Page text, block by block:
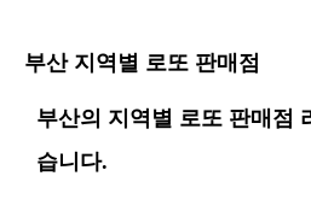
부산 지역별 로또 판매점
부산의 지역별 로또 판매점
습니다.